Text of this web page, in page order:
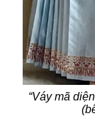
“Váy mã